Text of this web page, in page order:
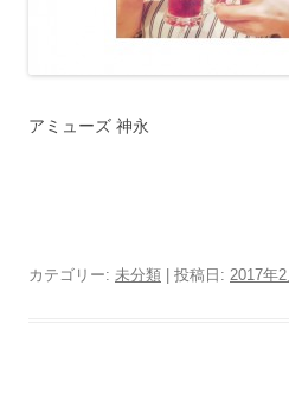
アミューズ 神永
カテゴリー: 未分類 | 投稿日: 2017年2